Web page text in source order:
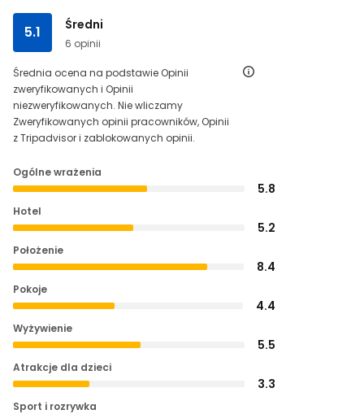
5.1 Średni
6 opinii
Średnia ocena na podstawie Opinii
zweryfikowanych i Opinii
niezweryfikowanych. Nie wliczamy
Zweryfikowanych opinii pracowników, Opinii
z Tripadvisor i zablokowanych opinii.
Ogólne wrażenia
5.8
Hotel
5.2
Położenie
8.4
Pokoje
4.4
Wyżywienie
5.5
Atrakcje dla dzieci
3.3
Sport i rozrywka